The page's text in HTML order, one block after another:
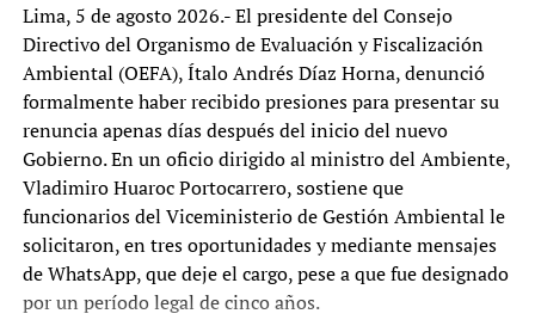
bancadas de izquierda y algunos sectores de centro
insisten en su importancia para combatir la criminalidad,
otras fuerzas políticas, como Fuerza Popular, Perú Libre y
Alianza Para el Progreso, han mostrado resistencia a su
aprobación. De hecho, un intento previo de convocar un
pleno extraordinario para debatir el tema, solo logró
recolectar 26 de las 78 firmas necesarias.
El aplazamiento del debate ha sido cuestionado por
diversos sectores, que consideran que la no restitución
de la detención preliminar beneficia a políticos
Lima, 5 de agosto 2026.- El presidente del Consejo
Directivo del Organismo de Evaluación y Fiscalización
Ambiental (OEFA), Ítalo Andrés Díaz Horna, denunció
formalmente haber recibido presiones para presentar su
renuncia apenas días después del inicio del nuevo
Gobierno. En un oficio dirigido al ministro del Ambiente,
Vladimiro Huaroc Portocarrero, sostiene que
funcionarios del Viceministerio de Gestión Ambiental le
solicitaron, en tres oportunidades y mediante mensajes
de WhatsApp, que deje el cargo, pese a que fue designado
por un período legal de cinco años.